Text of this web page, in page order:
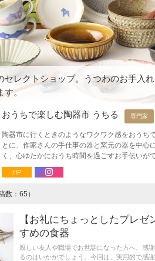
セレクトショップ。うつわのお手入
す。
おうちで楽しむ陶器市 うちる 専門家
陶器市に行くときのようなワクワク感をおうち
とに、作家さんの手仕事の器と窯元の器を中心
く、心ゆたかにおうち時間を過ごすお手伝いが
HP
数：65）
【お礼にちょっとしたプレ
すめの食器
親しい友人や職場でお世話になった方へ、感
るのはいかがでしょう。今回は、実用的で感